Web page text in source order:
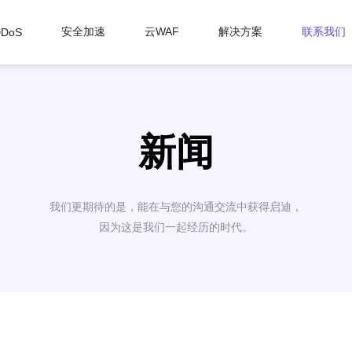
安全加速 云WAF 解决方案 联系我们
新闻
我们更期待的是，能在与您的沟通交流中获得启迪，
因为这是我们一起经历的时代。